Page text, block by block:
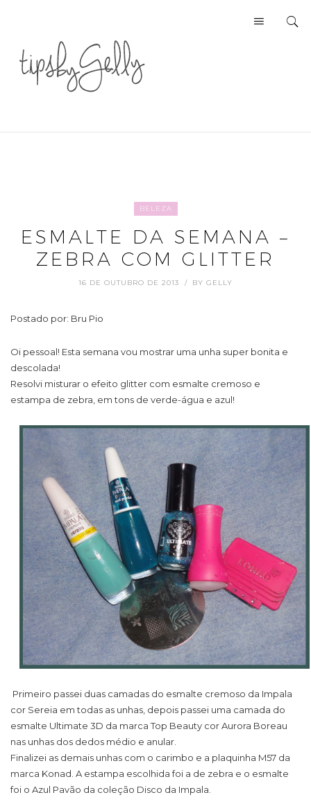
BELEZA
ESMALTE DA SEMANA –
ZEBRA COM GLITTER
16 DE OUTUBRO DE 2013 BY GELLY
Postado por: Bru Pio
Oi pessoal! Esta semana vou mostrar uma unha super bonita e
descolada!
Resolvi misturar o efeito glitter com esmalte cremoso e
estampa de zebra, em tons de verde-água e azul!
Primeiro passei duas camadas do esmalte cremoso da Impala
cor Sereia em todas as unhas, depois passei uma camada do
esmalte Ultimate 3D da marca Top Beauty cor Aurora Boreau
nas unhas dos dedos médio e anular.
Finalizei as demais unhas com o carimbo e a plaquinha M57 da
marca Konad. A estampa escolhida foi a de zebra e o esmalte
foi o Azul Pavão da coleção Disco da Impala.